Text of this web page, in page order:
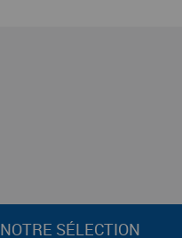
NOTRE SÉLECTION